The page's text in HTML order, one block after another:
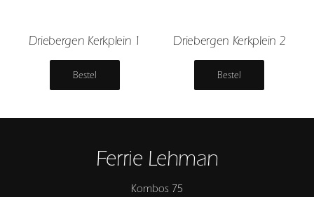
Driebergen Kerkplein 1
Bestel
Driebergen Kerkplein 2
Bestel
Ferrie Lehman
Kombos 75